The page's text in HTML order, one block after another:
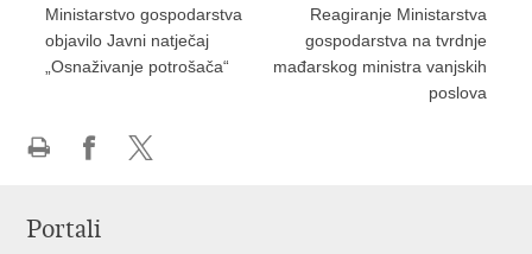
Ministarstvo gospodarstva
objavilo Javni natječaj
„Osnaživanje potrošača“
Reagiranje Ministarstva
gospodarstva na tvrdnje
mađarskog ministra vanjskih
poslova
Facebooku
Portali